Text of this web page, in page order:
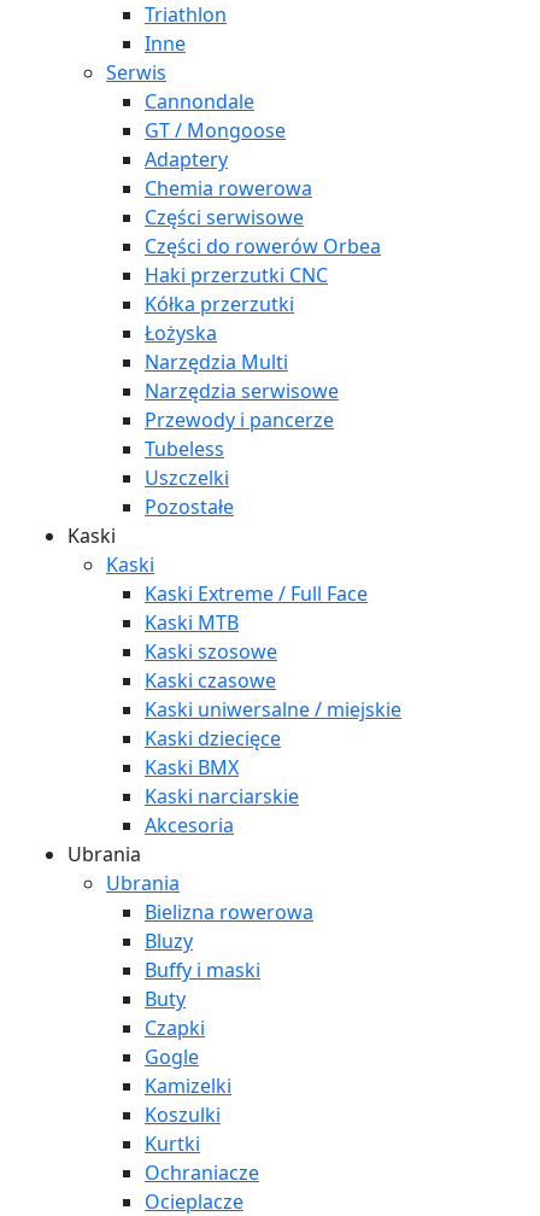
Triathlon
Inne
Serwis
Cannondale
GT / Mongoose
Adaptery
Chemia rowerowa
Części serwisowe
Części do rowerów Orbea
Haki przerzutki CNC
Kółka przerzutki
Łożyska
Narzędzia Multi
Narzędzia serwisowe
Przewody i pancerze
Tubeless
Uszczelki
Pozostałe
Kaski
Kaski
Kaski Extreme / Full Face
Kaski MTB
Kaski szosowe
Kaski czasowe
Kaski uniwersalne / miejskie
Kaski dziecięce
Kaski BMX
Kaski narciarskie
Akcesoria
Ubrania
Ubrania
Bielizna rowerowa
Bluzy
Buffy i maski
Buty
Czapki
Gogle
Kamizelki
Koszulki
Kurtki
Ochraniacze
Ocieplacze